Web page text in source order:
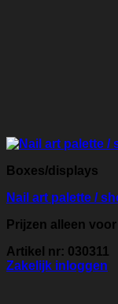
Boxes/displays
Nail art palette /
Prijzen alleen
Artikel nr: 030311
Zakelijk inloggen